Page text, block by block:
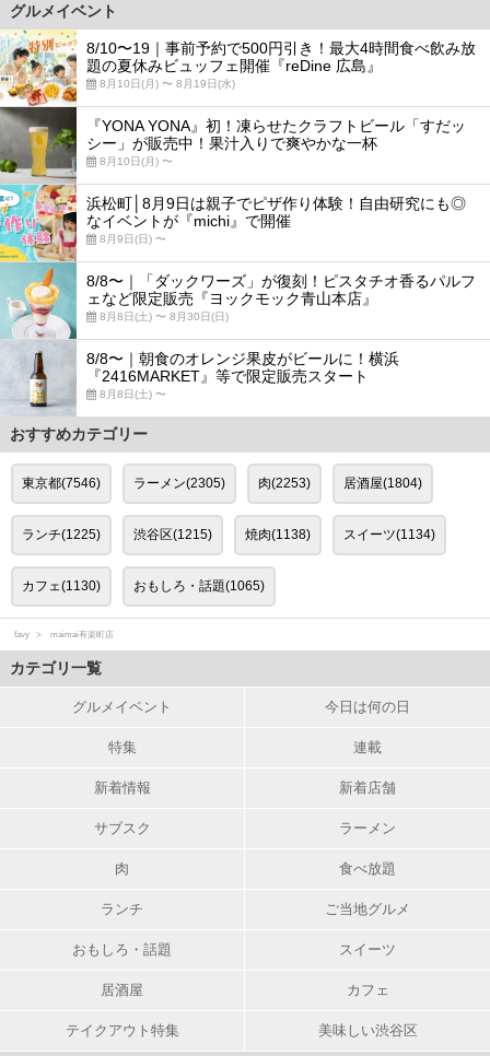
グルメイベント
8/10〜19｜事前予約で500円引き！最大4時間食べ飲み放
題の夏休みビュッフェ開催『reDine 広島』
8月10日(月) 〜 8月19日(水)
『YONA YONA』初！凍らせたクラフトビール「すだッ
シー」が販売中！果汁入りで爽やかな一杯
8月10日(月) 〜
浜松町│8月9日は親子でピザ作り体験！自由研究にも◎
なイベントが『michi』で開催
8月9日(日) 〜
8/8〜｜「ダックワーズ」が復刻！ピスタチオ香るパルフ
ェなど限定販売『ヨックモック青山本店』
8月8日(土) 〜 8月30日(日)
8/8〜｜朝食のオレンジ果皮がビールに！横浜
『2416MARKET』等で限定販売スタート
8月8日(土) 〜
おすすめカテゴリー
東京都(7546) ラーメン(2305) 肉(2253) 居酒屋(1804)
ランチ(1225) 渋谷区(1215) 焼肉(1138) スイーツ(1134)
カフェ(1130) おもしろ・話題(1065)
favy maimai有楽町店
カテゴリ一覧
グルメイベント 今日は何の日
特集 連載
新着情報 新着店舗
サブスク ラーメン
肉 食べ放題
ランチ ご当地グルメ
おもしろ・話題 スイーツ
居酒屋 カフェ
テイクアウト特集 美味しい渋谷区